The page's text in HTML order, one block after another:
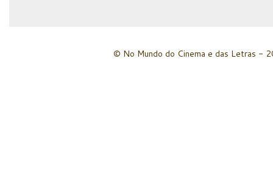
© No Mundo do Cinema e das Letras -